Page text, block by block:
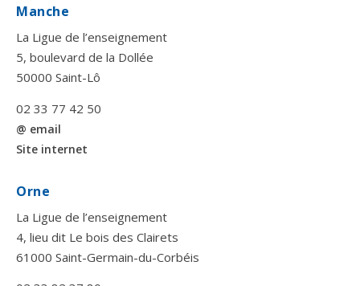
Manche
La Ligue de l’enseignement
5, boulevard de la Dollée
50000 Saint-Lô
02 33 77 42 50
@ email
Site internet
Orne
La Ligue de l’enseignement
4, lieu dit Le bois des Clairets
61000 Saint-Germain-du-Corbéis